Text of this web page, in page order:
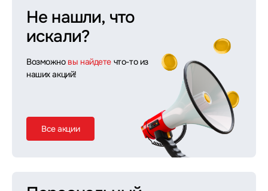
Не нашли, что
искали?
Возможно вы найдете что-то из
наших акций!
Все акции